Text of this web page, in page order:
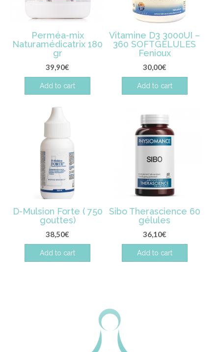
Perméa-mix
Naturamédicatrix 180
gr
39,90€
Add to cart
Vitamine D3 3000UI –
360 SOFTGÉLULES
Fenioux
30,00€
Add to cart
D-Mulsion Forte ( 750
gouttes)
38,50€
Add to cart
Sibo Therascience 60
gélules
36,10€
Add to cart